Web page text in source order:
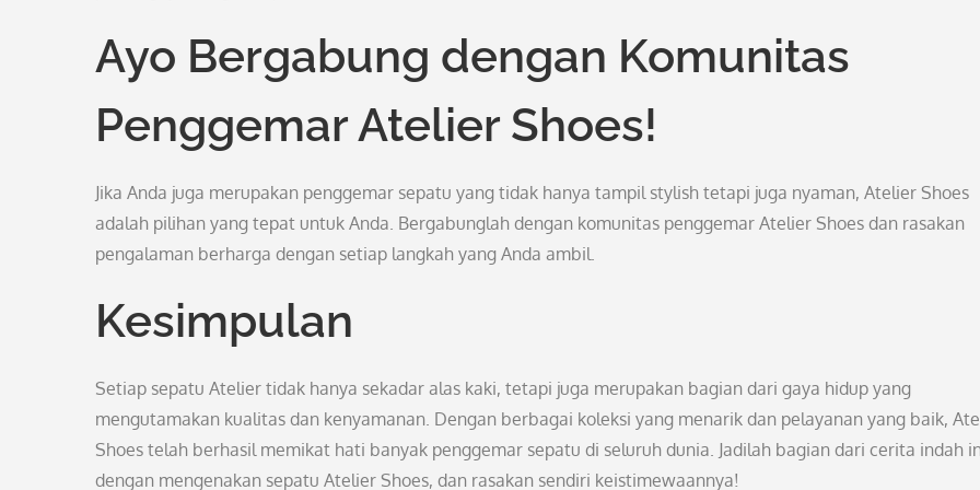
Ayo Bergabung dengan Komunitas
Penggemar Atelier Shoes!
Jika Anda juga merupakan penggemar sepatu yang tidak hanya tampil stylish tetapi juga nyaman, Atelier Shoes
adalah pilihan yang tepat untuk Anda. Bergabunglah dengan komunitas penggemar Atelier Shoes dan rasakan
pengalaman berharga dengan setiap langkah yang Anda ambil.
Kesimpulan
Setiap sepatu Atelier tidak hanya sekadar alas kaki, tetapi juga merupakan bagian dari gaya hidup yang
mengutamakan kualitas dan kenyamanan. Dengan berbagai koleksi yang menarik dan pelayanan yang baik,
Shoes telah berhasil memikat hati banyak penggemar sepatu di seluruh dunia. Jadilah bagian dari cerita indah
dengan mengenakan sepatu Atelier Shoes, dan rasakan sendiri keistimewaannya!